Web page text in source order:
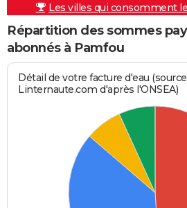
Les villes qui consomment
Répartition des sommes
abonnés à Pamfou
Détail de votre facture d'eau (source
Linternaute.com d'après l'ONSEA)